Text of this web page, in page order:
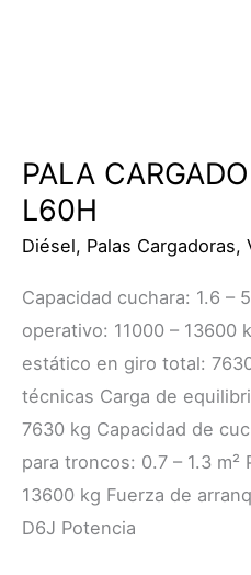
PALA
L60H
Diésel, Palas Cargadoras,
Capacidad cuchara: 1.6 –
operativo: 11000 – 13600
estático en giro total:
técnicas Carga de
7630 kg Capacidad de
para troncos: 0.7 – 1.3 m²
13600 kg Fuerza de
D6J Potencia